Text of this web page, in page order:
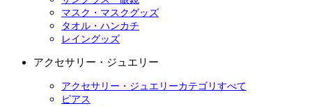
マスク・マスクグッズ
タオル・ハンカチ
レイングッズ
アクセサリー・ジュエリー
アクセサリー・ジュエリーカテゴリすべて
ピアス